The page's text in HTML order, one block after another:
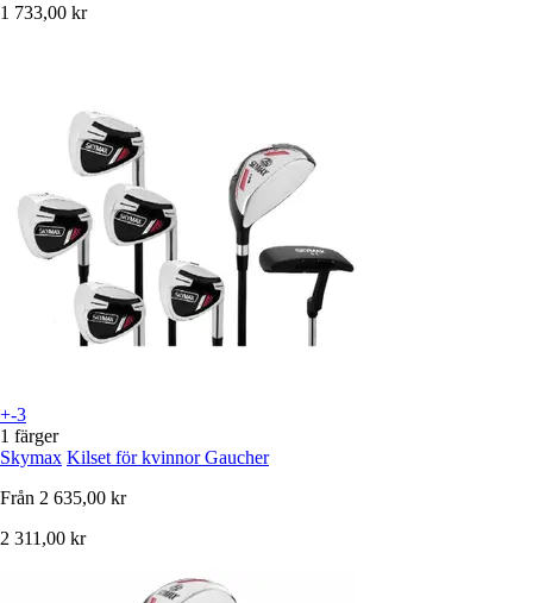
1 733,00 kr
+-3
1 färger
Skymax Kilset för kvinnor Gaucher
Från 2 635,00 kr
2 311,00 kr